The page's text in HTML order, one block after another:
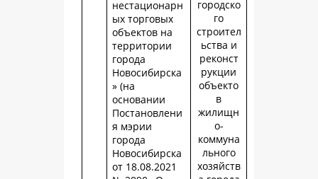
городско
го
строител
ьства и
реконст
рукции
объекто
в
жилищн
о-
коммуна
льного
хозяйств
нестационарн
ых торговых
объектов на
территории
города
Новосибирска
» (на
основании
Постановлени
я мэрии
города
Новосибирска
от 18.08.2021